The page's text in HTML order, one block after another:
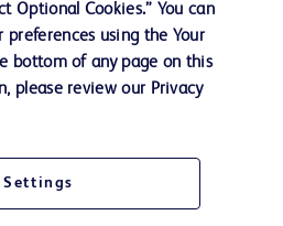
Optional Cookies.” You can
preferences using the Your
bottom of any page on this
please review our Privacy
Settings